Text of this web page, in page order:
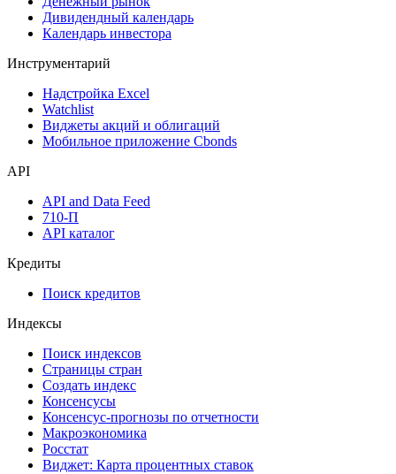
Дивидендный календарь
Календарь инвестора
Инструментарий
Надстройка Excel
Watchlist
Виджеты акций и облигаций
Мобильное приложение Cbonds
API
API and Data Feed
710-П
API каталог
Кредиты
Поиск кредитов
Индексы
Поиск индексов
Страницы стран
Создать индекс
Консенсусы
Консенсус-прогнозы по отчетности
Макроэкономика
Росстат
Виджет: Карта процентных ставок